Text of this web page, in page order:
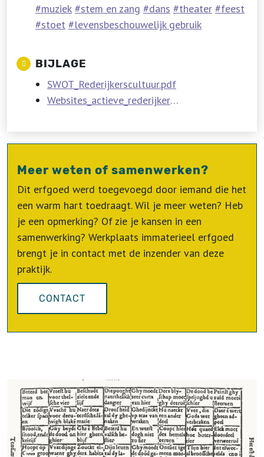
muziek stem en zang dans theater
feest
stoet
levensbeschouwelijk gebruik
BIJLAGE
SWOT_Rederijkerscultuur.pdf
Websites_actieve_rederijkerskamers_2016.pdf
Meer weten of samenwerken?
Dit erfgoed werd toegevoegd door iemand die het
een warm hart toedraagt. Wil je meer weten? Heb
je een opmerking? Of zie je kansen in een
samenwerking? Werkplaats immaterieel erfgoed
brengt je in contact met de inzender van deze
praktijk.
CONTACT